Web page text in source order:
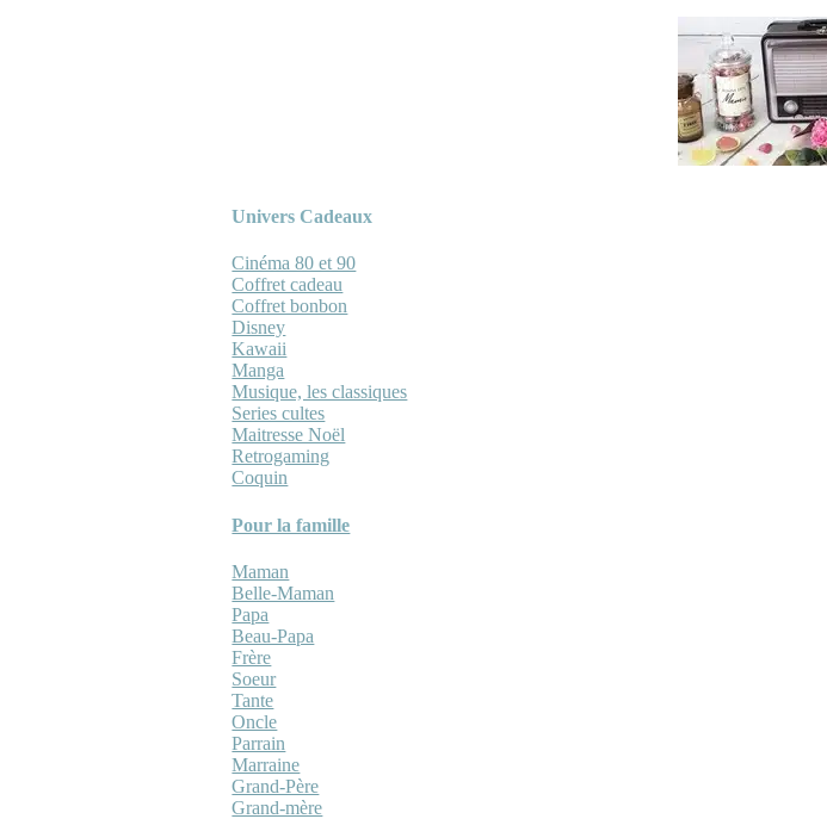
Univers Cadeaux
Cinéma 80 et 90
Coffret cadeau
Coffret bonbon
Disney
Kawaii
Manga
Musique, les classiques
Series cultes
Maitresse Noël
Retrogaming
Coquin
Pour la famille
Maman
Belle-Maman
Papa
Beau-Papa
Frère
Soeur
Tante
Oncle
Parrain
Marraine
Grand-Père
Grand-mère